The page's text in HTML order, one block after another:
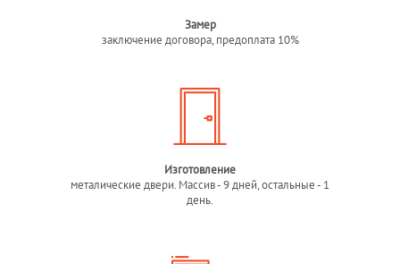
Замер
заключение договора, предоплата 10%
Изготовление
металические двери. Массив - 9 дней, остальные - 1
день.